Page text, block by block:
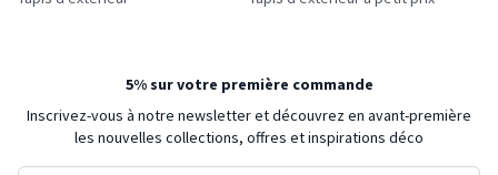
5% sur votre première commande
Inscrivez-vous à notre newsletter et découvrez en avant-première
les nouvelles collections, offres et inspirations déco